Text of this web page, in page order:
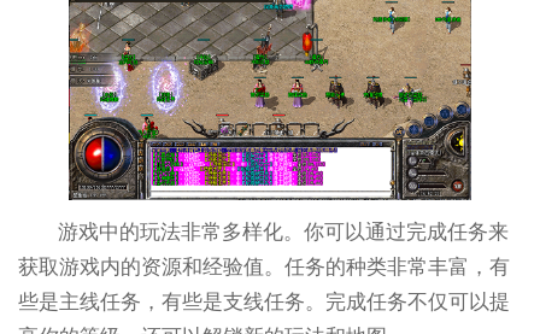
游戏中的玩法非常多样化。你可以通过完成任务来
获取游戏内的资源和经验值。任务的种类非常丰富，有
些是主线任务，有些是支线任务。完成任务不仅可以提